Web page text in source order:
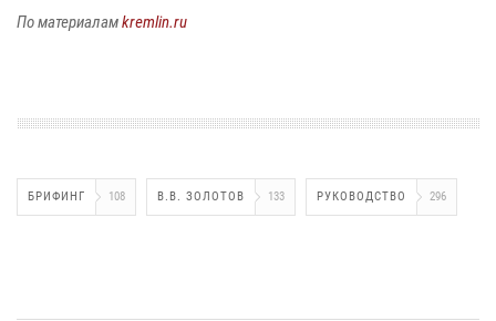
По материаламkremlin.ru
БРИФИНГ 108 В.В. ЗОЛОТОВ 133 РУКОВОДСТВО 296